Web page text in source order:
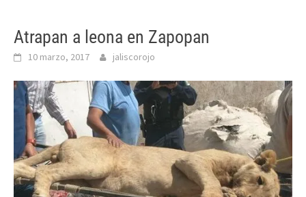
Atrapan a leona en Zapopan
10 marzo, 2017 jaliscorojo